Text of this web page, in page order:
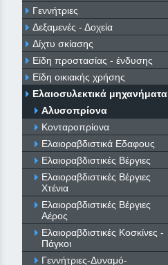
Γεννήτριες
Δεξαμενές - Δοχεία
Δίχτυ σκίασης
Είδη προστασίας - ένδυσης
Είδη οικιακής χρήσης
Ελαιοσυλεκτικά μηχανήματα
Αλυσοπρίονα
Κονταροπρίονα
Ελαιοραβδιστικά Εδαφους
Ελαιοραβδιστικές Βέργιες
Ελαιοραβδιστικές Βέργιες
Χτένια
Ελαιοραβδιστικές Βέργιες
Αέρος
Ελαιοραβδιστικές Κοσκίνες -
Πάγκοι
Γεννήτριες-Δυναμό-